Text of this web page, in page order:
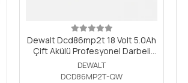
Dewalt Dcd86mp2t 18 Volt 5.0Ah
Çift Akülü Profesyonel Darbeli
Matkap
DEWALT
DCD86MP2T-QW